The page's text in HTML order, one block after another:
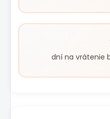
dní na vrátenie